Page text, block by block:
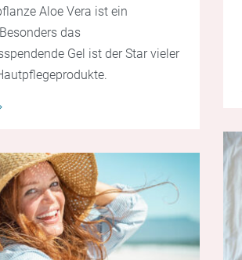
Aloe Vera ist ein
das
Gel ist der Star vieler